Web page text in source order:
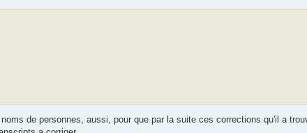
de personnes, aussi, pour que par la suite ces corrections qu'il a